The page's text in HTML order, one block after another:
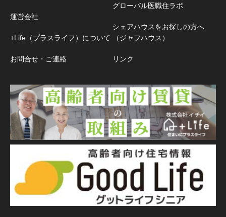
運営会社
+Life（プラスライフ）について
お問合せ・ご連絡
グローバル医職住ラボ
シェアハウスをお探しの方へ
（ジャフハウス）
リンク